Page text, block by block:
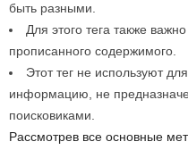
быть разными.
Для этого тега также
прописанного содержимого.
Этот тег не используют
информацию, не
поисковиками.
Рассмотрев все основные